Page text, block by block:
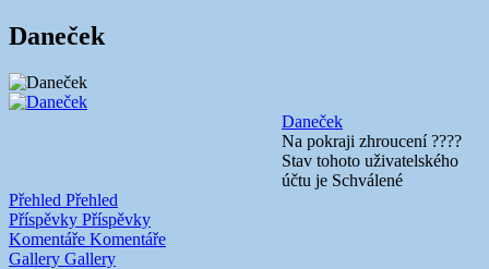
Daneček
Daneček
Na pokraji zhroucení ????
Stav tohoto uživatelského
účtu je Schválené
Přehled Přehled
Příspěvky Příspěvky
Komentáře Komentáře
Gallery Gallery